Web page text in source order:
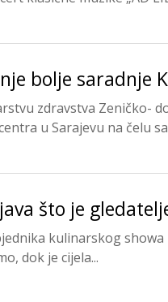
bolje saradnje
zdravstva Zeničko-
u Sarajevu na čelu
što je
kulinarskog
dok je cijela...